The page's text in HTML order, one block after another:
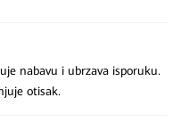
nabavu i ubrzava isporuku.
otisak.